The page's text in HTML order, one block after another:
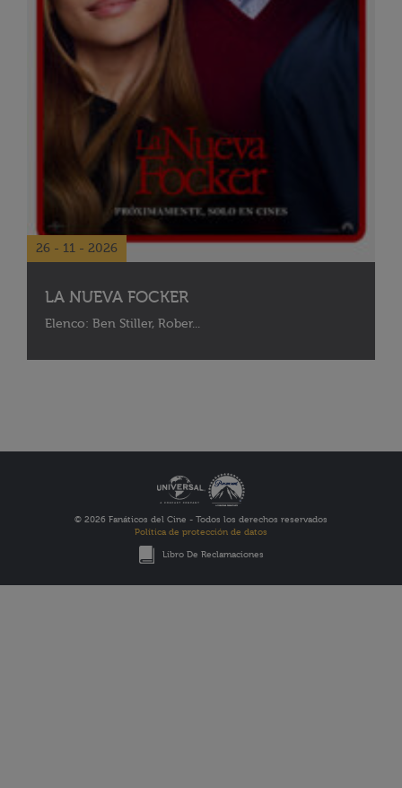
26 - 11 - 2026
LA NUEVA FOCKER
Elenco: Ben Stiller, Rober...
© 2026 Fanáticos del Cine - Todos los derechos reservados
Política de protección de datos
Libro De Reclamaciones